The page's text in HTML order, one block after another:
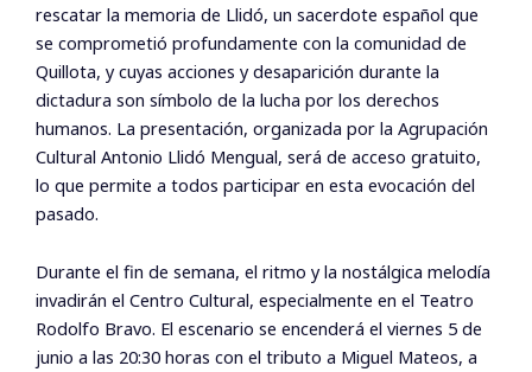
rescatar la memoria de Llidó, un sacerdote español que
se comprometió profundamente con la comunidad de
Quillota, y cuyas acciones y desaparición durante la
dictadura son símbolo de la lucha por los derechos
humanos. La presentación, organizada por la Agrupación
Cultural Antonio Llidó Mengual, será de acceso gratuito,
lo que permite a todos participar en esta evocación del
pasado.
Durante el fin de semana, el ritmo y la nostálgica melodía
invadirán el Centro Cultural, especialmente en el Teatro
Rodolfo Bravo. El escenario se encenderá el viernes 5 de
junio a las 20:30 horas con el tributo a Miguel Mateos, a